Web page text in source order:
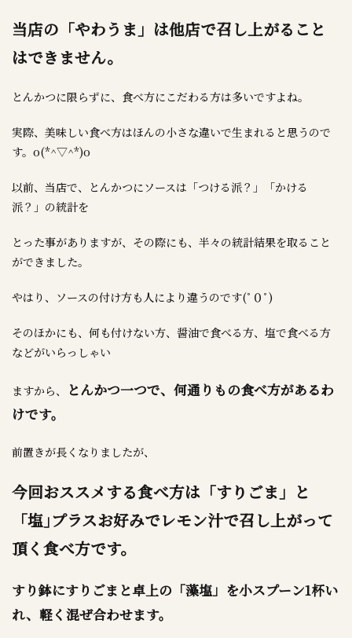
当店の「やわうま」は他店で召し上がること
はできません。
とんかつに限らずに、食べ方にこだわる方は多いですよね。
実際、美味しい食べ方はほんの小さな違いで生まれると思うので
す。o(*^▽^*)o
以前、当店で、とんかつにソースは「つける派？」「かける
派？」の統計を
とった事がありますが、その際にも、半々の統計結果を取ること
ができました。
やはり、ソースの付け方も人により違うのです(ﾟ０ﾟ)
そのほかにも、何も付けない方、醤油で食べる方、塩で食べる方
などがいらっしゃい
ますから、
とんかつ一つで、何通りもの食べ方があるわ
けです。
前置きが長くなりましたが、
今回おススメする食べ方は「すりごま」と
「塩｣プラスお好みでレモン汁で召し上がって
頂く食べ方です。
すり鉢にすりごまと卓上の「藻塩」を小スプーン1杯い
れ、軽く混ぜ合わせます。